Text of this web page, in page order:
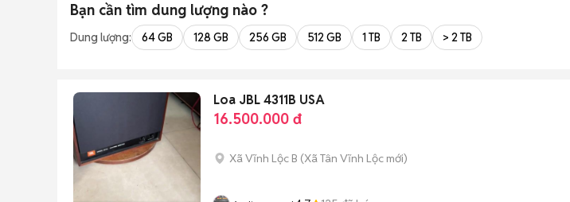
Bạn cần tìm dung lượng nào ?
Dung lượng: 64 GB 128 GB 256 GB 512 GB 1 TB 2 TB > 2 TB
Loa JBL 4311B USA
16.500.000 đ
Xã Vĩnh Lộc B (Xã Tân Vĩnh Lộc mới)